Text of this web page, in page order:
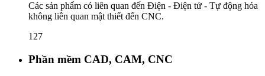
Các sản phẩm có liên quan đến Điện - Điện tử - Tự động hóa
không liên quan mật thiết đến CNC.
127
Phần mềm CAD, CAM, CNC